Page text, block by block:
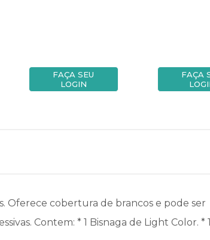
FAÇA SEU
LOGIN
FAÇA
Oferece cobertura de brancos e pode ser
Contem: * 1 Bisnaga de Light Color. *